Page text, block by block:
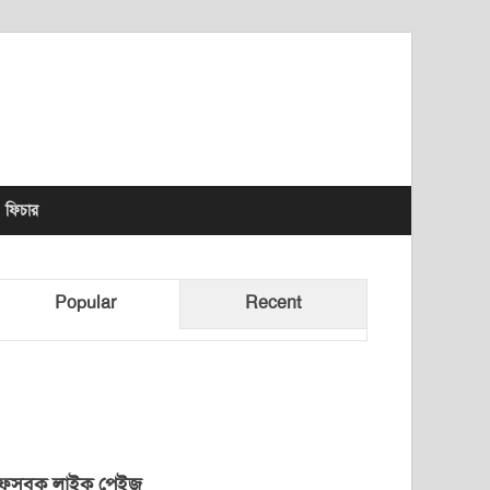
ফিচার
Popular Recent
লাইক পেইজ